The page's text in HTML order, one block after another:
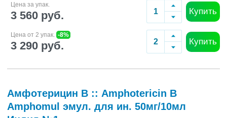
Цена за упак.
3 560 руб. Купить
Цена от 2 упак. -8%
3 290 руб. Купить
Амфотерицин В :: Amphotericin B
Amphomul эмул. для ин. 50мг/10мл